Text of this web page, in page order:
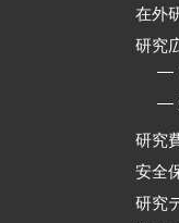
在外
研究
―
―
研究
安全
研究